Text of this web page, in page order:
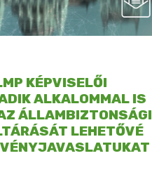
KÉPVISELŐI
ALKALOMMAL IS
ÁLLAMBIZTONSÁGI
LEHETŐVÉ